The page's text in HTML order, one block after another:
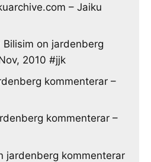
– Jaiku
Bilisim on jardenberg
2010 #jjk
kommenterar –
kommenterar –
jardenberg kommenterar